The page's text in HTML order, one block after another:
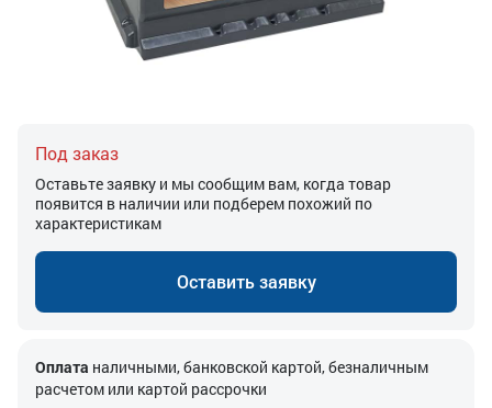
Под заказ
Оставьте заявку и мы сообщим вам, когда товар
появится в наличии или подберем похожий по
характеристикам
Оставить заявку
Оплата наличными, банковской картой, безналичным
расчетом или картой рассрочки